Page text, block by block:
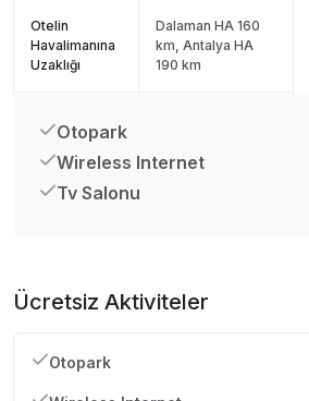
Otelin
Havalimanına
Uzaklığı
Dalaman HA 160
km, Antalya HA
190 km
Otopark
Wireless Internet
Tv Salonu
Ücretsiz Aktiviteler
Otopark